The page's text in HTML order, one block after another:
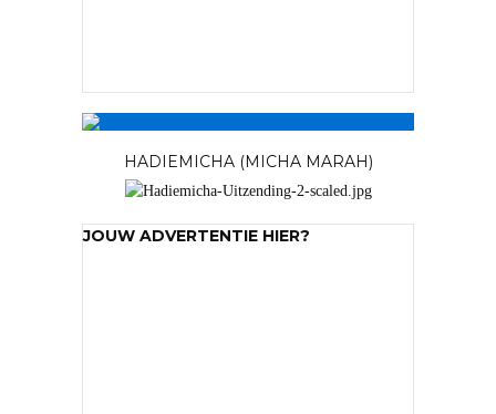
HADIEMICHA (MICHA MARAH)
JOUW ADVERTENTIE HIER?